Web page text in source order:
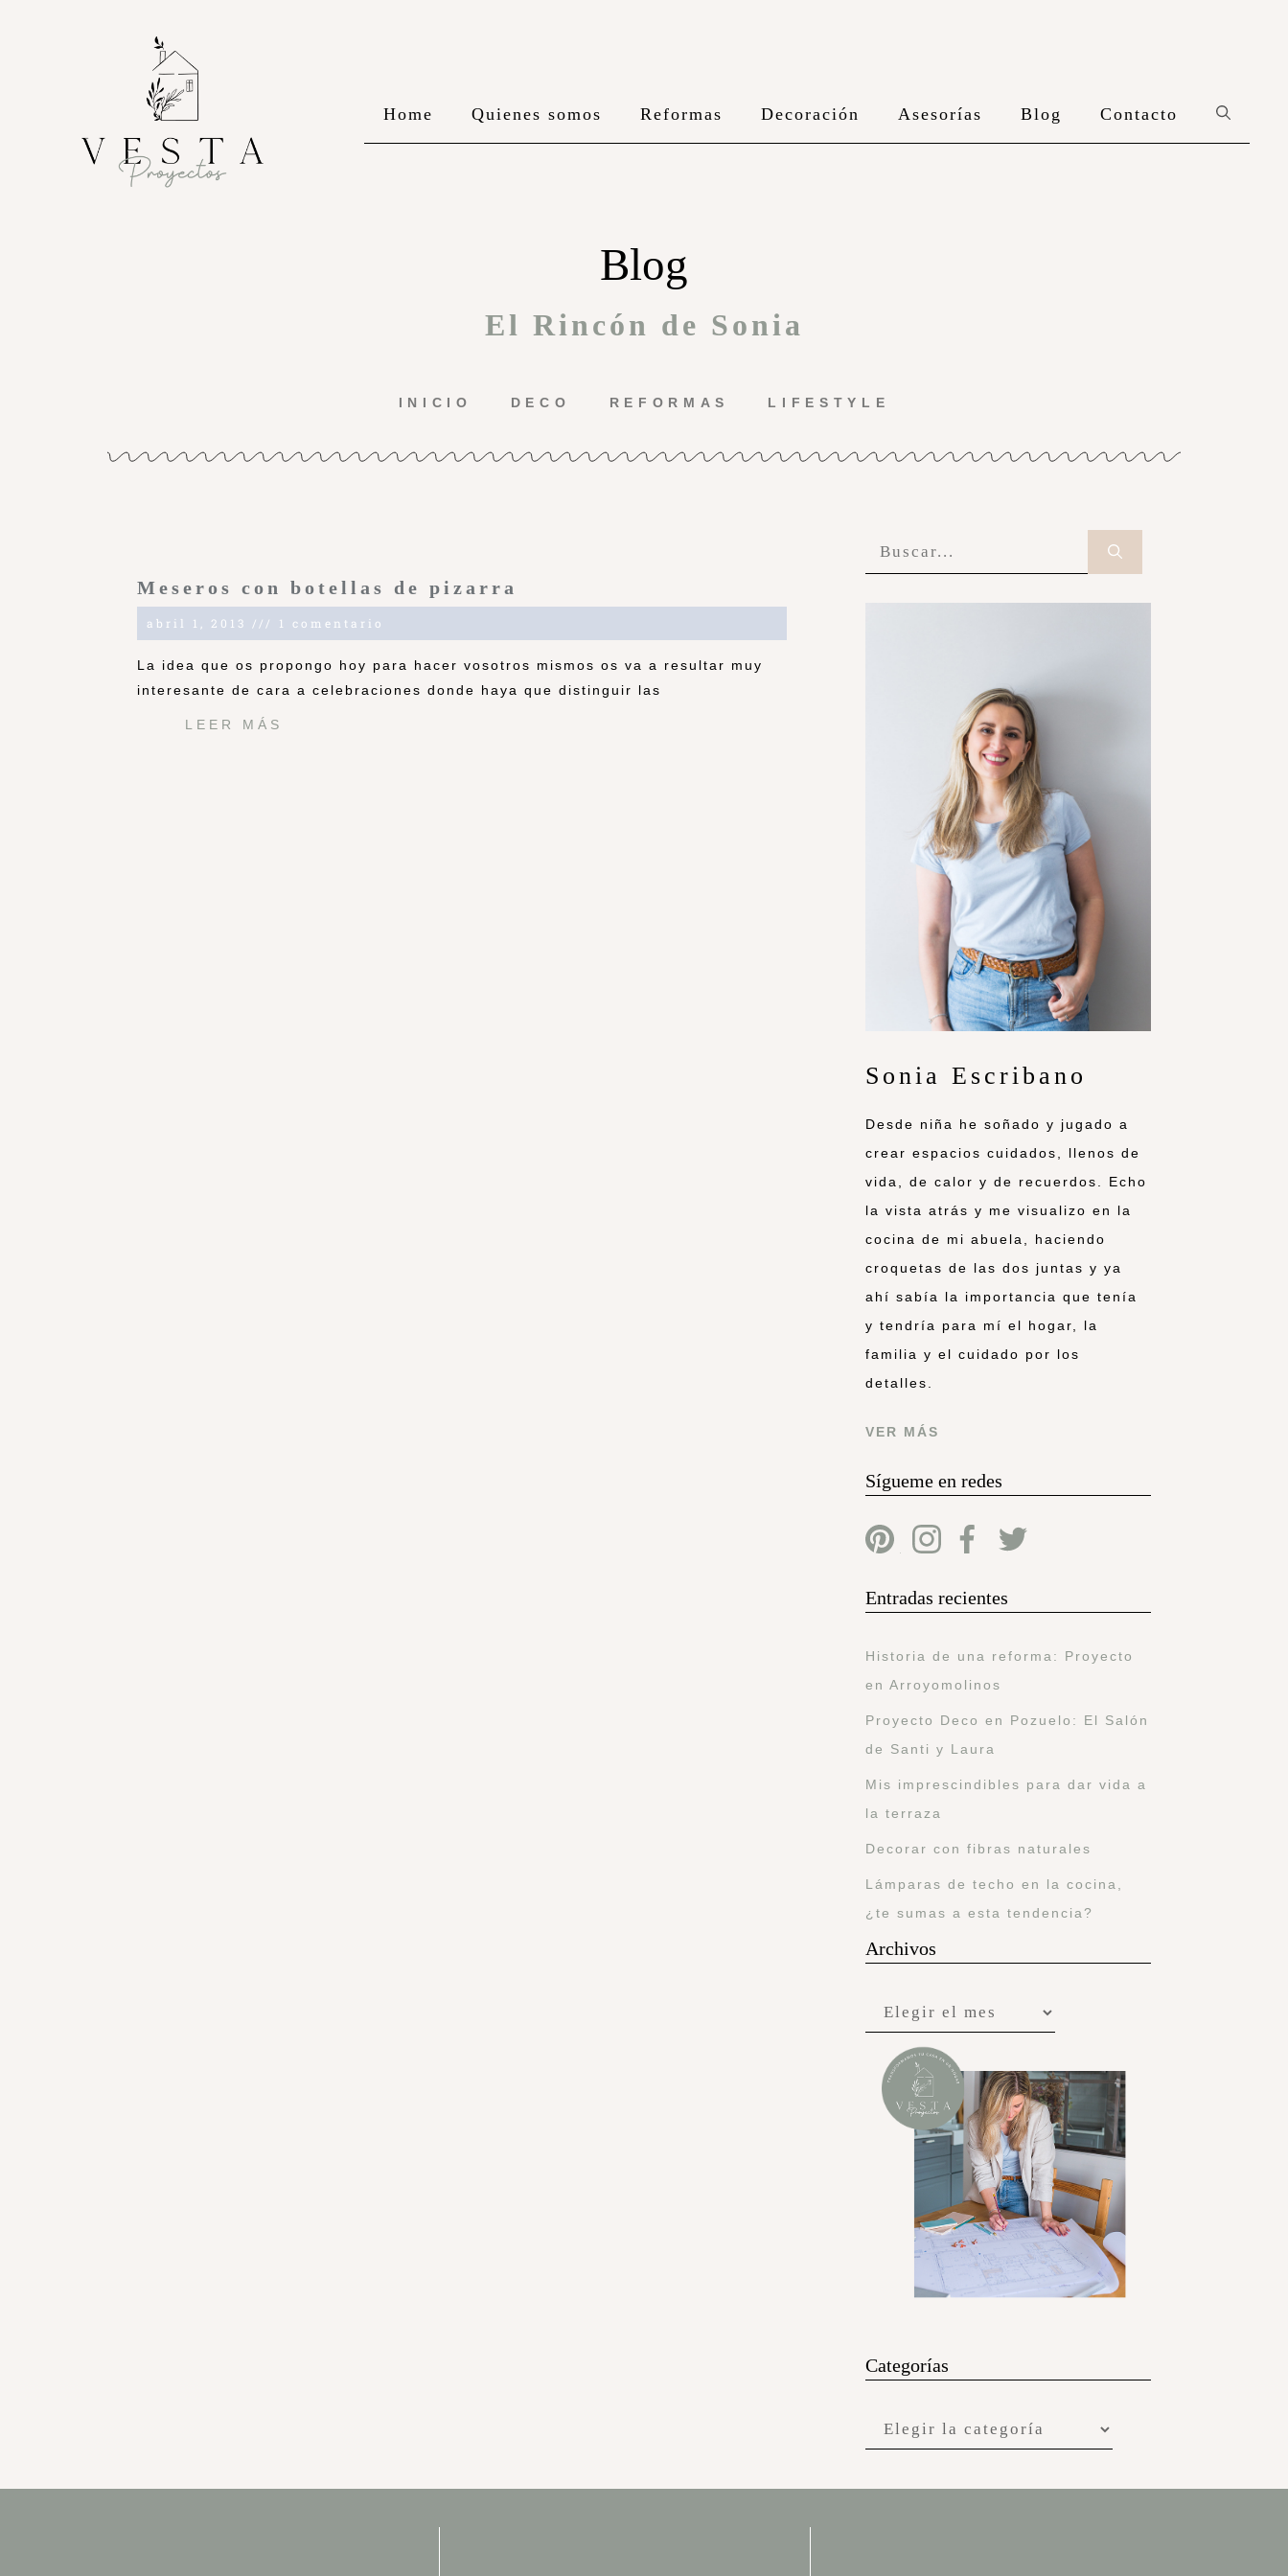
Home Quienes somos Reformas Decoración Asesorías Blog Contacto
Blog
El Rincón de Sonia
INICIO DECO REFORMAS LIFESTYLE
Meseros con botellas de pizarra
abril 1, 2013 1 comentario
La idea que os propongo hoy para hacer vosotros mismos os va a resultar muy
interesante de cara a celebraciones donde haya que distinguir las
LEER MÁS
Sonia Escribano
Desde niña he soñado y jugado a
crear espacios cuidados, llenos de
vida, de calor y de recuerdos. Echo
la vista atrás y me visualizo en la
cocina de mi abuela, haciendo
croquetas de las dos juntas y ya
ahí sabía la importancia que tenía
y tendría para mí el hogar, la
familia y el cuidado por los
detalles.
VER MÁS
Sígueme en redes
Entradas recientes
Historia de una reforma: Proyecto
en Arroyomolinos
Proyecto Deco en Pozuelo: El Salón
de Santi y Laura
Mis imprescindibles para dar vida a
la terraza
Decorar con fibras naturales
Lámparas de techo en la cocina,
¿te sumas a esta tendencia?
Archivos
Categorías